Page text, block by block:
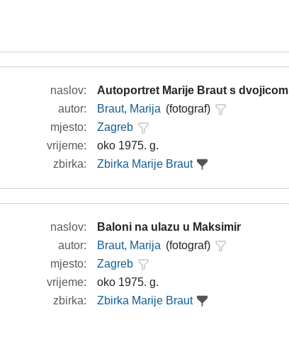
naslov:
Autoportret Marije Braut s dvojicom
autor:
Braut, Marija (fotograf)
mjesto:
Zagreb
vrijeme:
oko 1975. g.
zbirka:
Zbirka Marije Braut
naslov:
Baloni na ulazu u Maksimir
autor:
Braut, Marija (fotograf)
mjesto:
Zagreb
vrijeme:
oko 1975. g.
zbirka:
Zbirka Marije Braut